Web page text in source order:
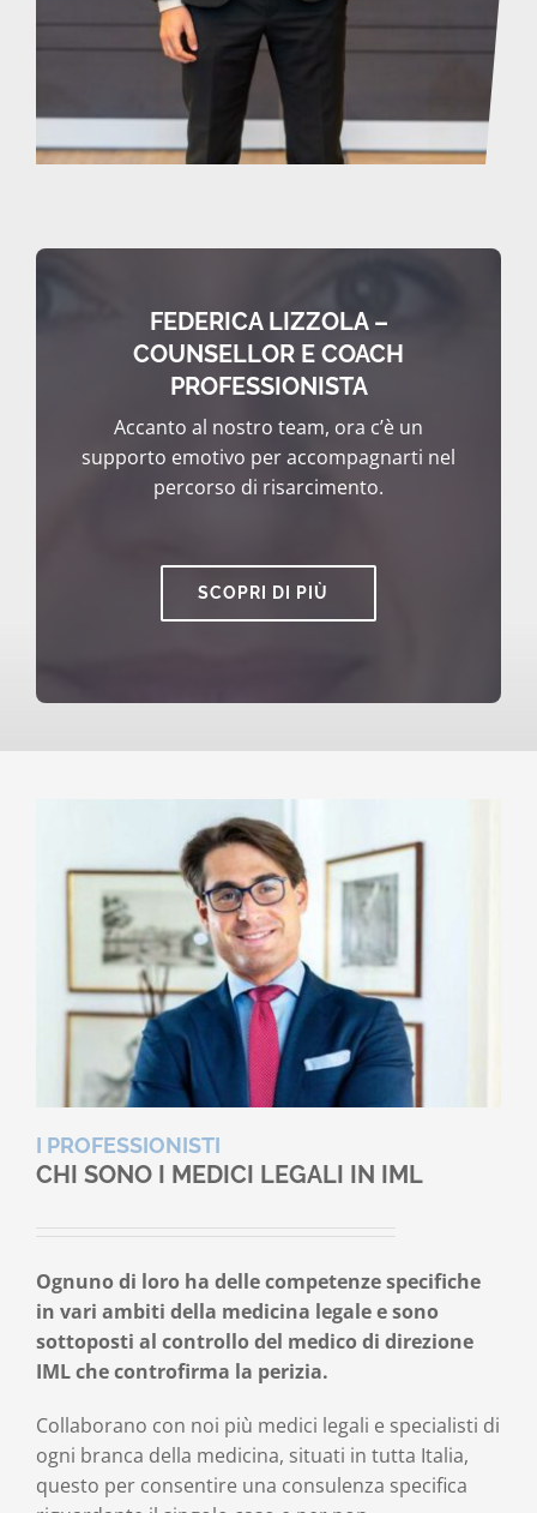
FEDERICA LIZZOLA –
COUNSELLOR E COACH
PROFESSIONISTA
Accanto al nostro team, ora c’è un
supporto emotivo per accompagnarti nel
percorso di risarcimento.
SCOPRI DI PIÙ
I PROFESSIONISTI
CHI SONO I MEDICI LEGALI IN IML
Ognuno di loro ha delle competenze specifiche
in vari ambiti della medicina legale e sono
sottoposti al controllo del medico di direzione
IML che controfirma la perizia.
Collaborano con noi più medici legali e specialisti di
ogni branca della medicina, situati in tutta Italia,
questo per consentire una consulenza specifica